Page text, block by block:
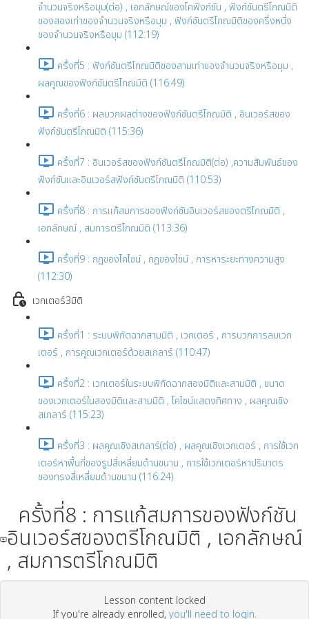
จำนวนจริงหรือมุม(ต่อ) , เอกลักษณ์ของโคฟังก์ชัน , ฟังก์ชันตรีโกณมิติ
ของสองเท่าของจำนวนจริงหรือมุม , ฟังก์ชันตรีโกณมิติของครึ่งหนึ่ง
ของจำนวนจริงหรือมุม (112:19)
ครั้งที่5 : ฟังก์ชันตรีโกณมิติของสามเท่าของจำนวนจริงหรือมุม ,
ผลคูณของฟังก์ชันตรีโกณมิติ (116:49)
ครั้งที่6 : ผลบวกผลต่างของฟังก์ชันตรีโกณมิติ , อินเวอร์สของ
ฟังก์ชันตรีโกณมิติ (115:36)
ครั้งที่7 : อินเวอร์สของฟังก์ชันตรีโกณมิติ(ต่อ) ,ความสัมพันธ์ของ
ฟังก์ชันและอินเวอร์สฟังก์ชันตรีโกณมิติ (110:53)
ครั้งที่8 : การแก้สมการของฟังก์ชันอินเวอร์สของตรีโกณมิติ ,
เอกลักษณ์ , สมการตรีโกณมิติ (113:36)
ครั้งที่9 : กฏของโคไซน์ , กฏของไซน์ , การหาระยะทางความสูง
(112:30)
เวกเตอร์3มิติ
ครั้งที่1 : ระบบพิกัดฉากสามมิติ , เวกเตอร์ , การบวกการลบเวก
เตอร์ , การคูณเวกเตอร์ด้วยสเกลาร์ (110:47)
ครั้งที่2 : เวกเตอร์ในระบบพิกัดฉากสองมิติและสามมิติ , ขนาด
ของเวกเตอร์ในสองมิติและสามมิติ , โคไซน์แสดงทิศทาง , ผลคูณเชิง
สเกลาร์ (115:23)
ครั้งที่3 : ผลคูณเชิงสเกลาร์(ต่อ) , ผลคูณเชิงเวกเตอร์ , การใช้เวก
เตอร์หาพื้นที่ของรูปสี่เหลี่ยมด้านขนาน , การใช้เวกเตอร์หาปริมาตร
ของทรงสี่เหลี่ยมด้านขนาน (116:24)
ครั้งที่8 : การแก้สมการของฟังก์ชัน
อินเวอร์สของตรีโกณมิติ , เอกลักษณ์
, สมการตรีโกณมิติ
Lesson content locked
If you're already enrolled, you'll need to login.